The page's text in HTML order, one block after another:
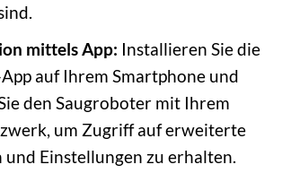
mittels App: Installieren Sie die
auf Ihrem Smartphone und
den Saugroboter mit Ihrem
um Zugriff auf erweiterte
und Einstellungen zu erhalten.